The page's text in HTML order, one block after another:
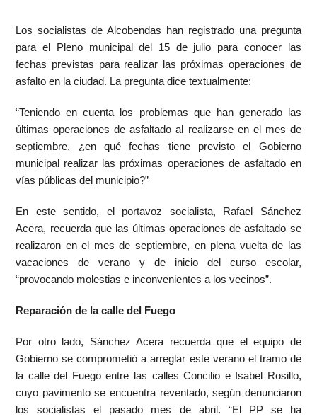
Los socialistas de Alcobendas han registrado una pregunta
para el Pleno municipal del 15 de julio para conocer las
fechas previstas para realizar las próximas operaciones de
asfalto en la ciudad. La pregunta dice textualmente:
“Teniendo en cuenta los problemas que han generado las
últimas operaciones de asfaltado al realizarse en el mes de
septiembre, ¿en qué fechas tiene previsto el Gobierno
municipal realizar las próximas operaciones de asfaltado en
vías públicas del municipio?”
En este sentido, el portavoz socialista, Rafael Sánchez
Acera, recuerda que las últimas operaciones de asfaltado se
realizaron en el mes de septiembre, en plena vuelta de las
vacaciones de verano y de inicio del curso escolar,
“provocando molestias e inconvenientes a los vecinos”.
Reparación de la calle del Fuego
Por otro lado, Sánchez Acera recuerda que el equipo de
Gobierno se comprometió a arreglar este verano el tramo de
la calle del Fuego entre las calles Concilio e Isabel Rosillo,
cuyo pavimento se encuentra reventado, según denunciaron
los socialistas el pasado mes de abril. “El PP se ha